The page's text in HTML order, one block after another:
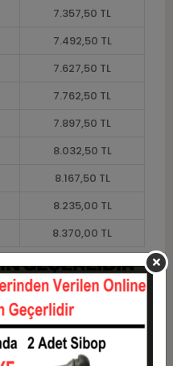
7.357,50 TL
7.492,50 TL
7.627,50 TL
7.762,50 TL
7.897,50 TL
8.032,50 TL
8.167,50 TL
8.235,00 TL
8.370,00 TL
Toplam Tutar
6.750,00 TL